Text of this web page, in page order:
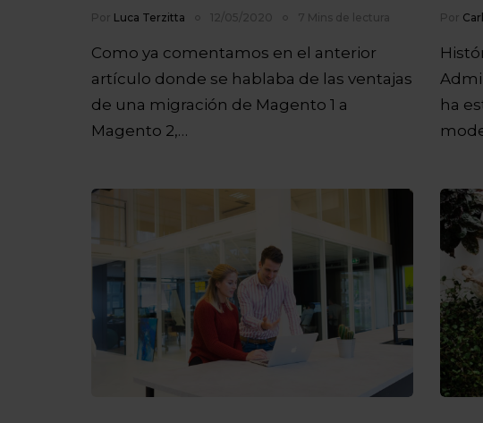
Por Luca Terzitta 12/05/2020 7 Mins de lectura
Como ya comentamos en el anterior
artículo donde se hablaba de las ventajas
de una migración de Magento 1 a
Magento 2,…
Por
ha